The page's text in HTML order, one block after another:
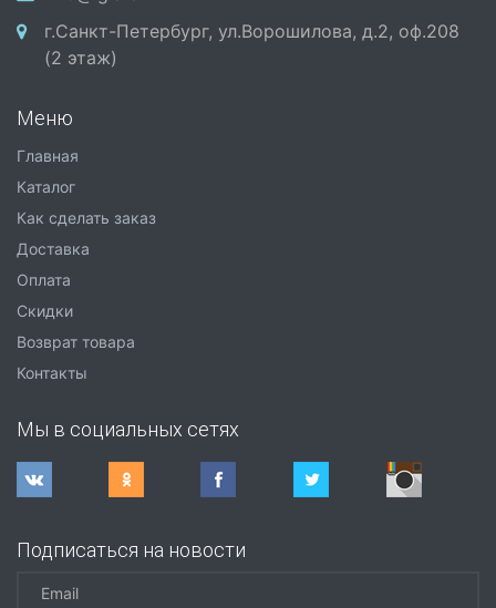
г.Санкт-Петербург, ул.Ворошилова, д.2, оф.208
(2 этаж)
Меню
Главная
Каталог
Как сделать заказ
Доставка
Оплата
Скидки
Возврат товара
Контакты
Мы в социальных сетях
Подписаться на новости